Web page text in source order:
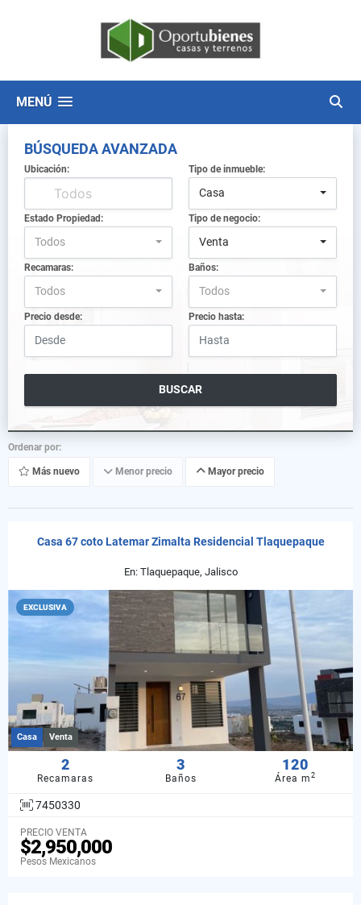
MENÚ
BÚSQUEDA AVANZADA
Ubicación: Tipo de inmueble:
Casa
Estado Propiedad:
Todos
Tipo de negocio:
Venta
Recamaras:
Todos
Baños:
Todos
Precio desde: Precio hasta:
BUSCAR
Ordenar por:
Más nuevo Menor precio Mayor precio
Casa 67 coto Latemar Zimalta Residencial Tlaquepaque
En: Tlaquepaque, Jalisco
EXCLUSIVA
Casa Venta
2
Recamaras
3
Baños
120
Área m2
7450330
PRECIO VENTA
$2,950,000
Pesos Mexicanos